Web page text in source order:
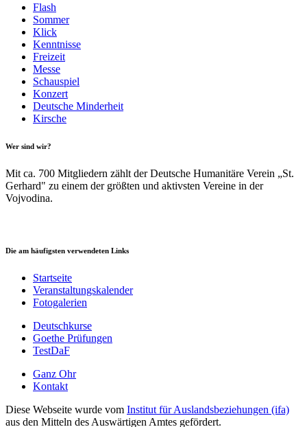
Flash
Sommer
Klick
Kenntnisse
Freizeit
Messe
Schauspiel
Konzert
Deutsche Minderheit
Kirsche
Wer sind wir?
Mit ca. 700 Mitgliedern zählt der Deutsche Humanitäre Verein „St.
Gerhard" zu einem der größten und aktivsten Vereine in der
Vojvodina.
Die am häufigsten verwendeten Links
Startseite
Veranstaltungskalender
Fotogalerien
Deutschkurse
Goethe Prüfungen
TestDaF
Ganz Ohr
Kontakt
Diese Webseite wurde vom Institut für Auslandsbeziehungen (ifa)
aus den Mitteln des Auswärtigen Amtes gefördert.